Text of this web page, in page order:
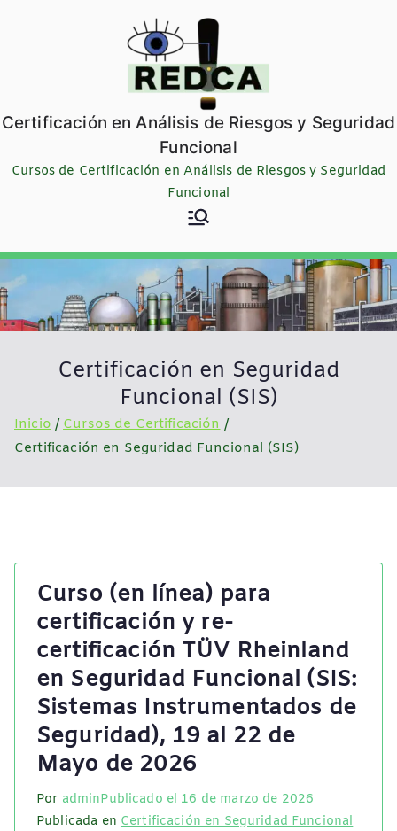
Certificación en Análisis de Riesgos y Seguridad
Funcional
Cursos de Certificación en Análisis de Riesgos y Seguridad
Funcional
Certificación en Seguridad
Funcional (SIS)
Inicio
Cursos de Certificación
Certificación en Seguridad Funcional (SIS)
Curso (en línea) para
certificación y re-
certificación TÜV Rheinland
en Seguridad Funcional (SIS:
Sistemas Instrumentados de
Seguridad), 19 al 22 de
Mayo de 2026
PoradminPublicado el16 de marzo de 2026
Publicada en Certificación en Seguridad Funcional